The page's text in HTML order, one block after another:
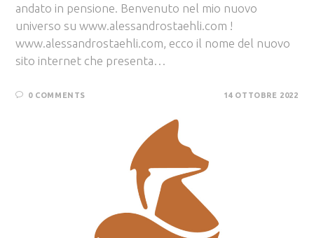
andato in pensione. Benvenuto nel mio nuovo
universo su www.alessandrostaehli.com !
www.alessandrostaehli.com, ecco il nome del nuovo
sito internet che presenta…
0 COMMENTS 14 OTTOBRE 2022